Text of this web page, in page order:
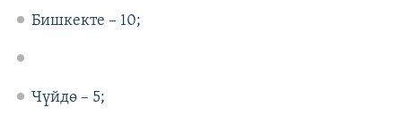
Бишкекте – 10;
Чүйдө – 5;